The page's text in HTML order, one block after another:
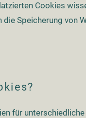
Cookies
Speicherung von
für